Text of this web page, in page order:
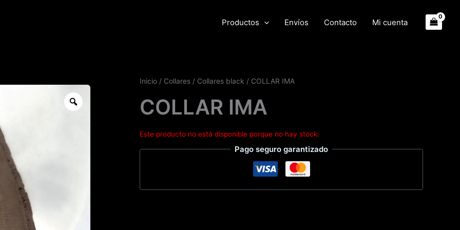
Productos Envíos Contacto Mi cuenta
Zoom
Inicio / Collares / Collares black / COLLAR IMA
COLLAR IMA
Este producto no está disponible porque no hay stock.
Pago seguro garantizado